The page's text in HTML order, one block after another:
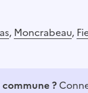
, Moncrabeau,
?